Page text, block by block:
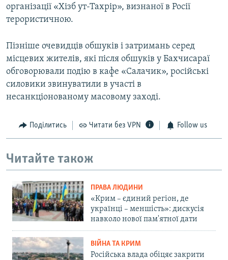
організації «Хізб ут-Тахрір», визнаної в Росії
терористичною.
Пізніше очевидців обшуків і затримань серед
місцевих жителів, які після обшуків у Бахчисараї
обговорювали подію в кафе «Салачик», російські
силовики звинуватили в участі в
несанкціонованому масовому заході.
Поділитись Читати без VPN Follow us
Читайте також
ПРАВА ЛЮДИНИ
«Крим – єдиний регіон, де
українці – меншість»: дискусія
навколо нової пам'ятної дати
ВІЙНА ТА КРИМ
Російська влада обіцяє закрити